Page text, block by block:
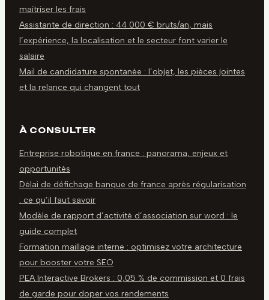
maîtriser les frais
Assistante de direction : 44 000 € bruts/an, mais
l’expérience, la localisation et le secteur font varier le
salaire
Mail de candidature spontanée : l’objet, les pièces jointes
et la relance qui changent tout
À CONSULTER
Entreprise robotique en france : panorama, enjeux et
opportunités
Délai de défichage banque de france après régularisation
: ce qu’il faut savoir
Modèle de rapport d’activité d’association sur word : le
guide complet
Formation maillage interne : optimisez votre architecture
pour booster votre SEO
PEA Interactive Brokers : 0,05 % de commission et 0 frais
de garde pour doper vos rendements